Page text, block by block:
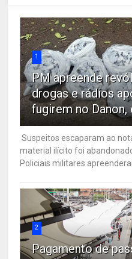
1
PM apreende
drogas e rádios
fugirem no
Suspeitos escaparam ao
material ilícito foi
Policiais militares
2
Pagamento de